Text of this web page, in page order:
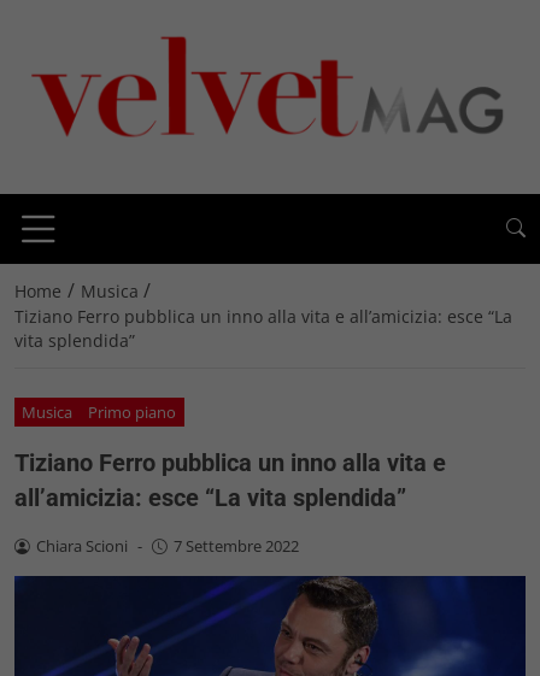
Home / Musica /
Tiziano Ferro pubblica un inno alla vita e all’amicizia: esce “La
vita splendida”
Musica Primo piano
Tiziano Ferro pubblica un inno alla vita e
all’amicizia: esce “La vita splendida”
Chiara Scioni - 7 Settembre 2022